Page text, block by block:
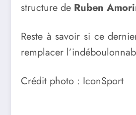
structure de Ruben
Reste à savoir si ce
remplacer
Crédit photo : IconSport